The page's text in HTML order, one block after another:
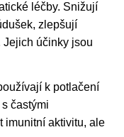
léčby. Snižují
zlepšují
účinky jsou
k potlačení
častými
imunitní aktivitu, ale